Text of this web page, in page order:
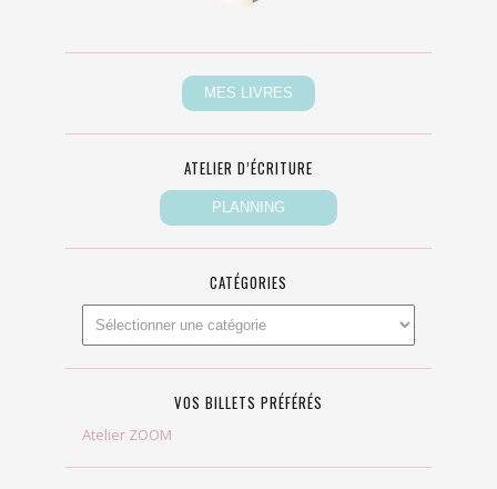
ATELIER D’ÉCRITURE
CATÉGORIES
VOS BILLETS PRÉFÉRÉS
Atelier ZOOM